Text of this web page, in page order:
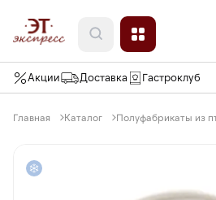
Акции Доставка Гастроклуб
Главная Каталог Полуфабрикаты из